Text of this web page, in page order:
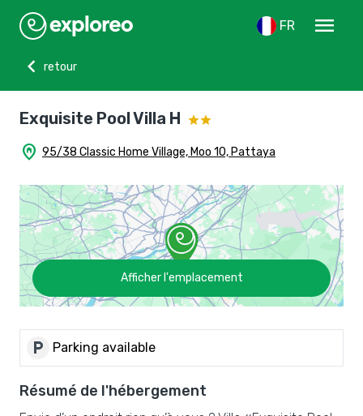
FR
menu
chevron_left
retour
Exquisite Pool Villa H
home_pin 95/38 Classic Home Village, Moo 10, Pattaya
Afficher l'emplacement
local_parking Parking available
Résumé de l'hébergement